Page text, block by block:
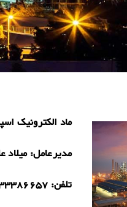
ماد الکترونیک
مدیرعامل:میلاد
تلفن: